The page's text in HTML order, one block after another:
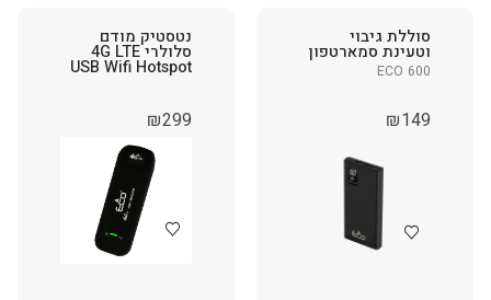
סוללת גיבוי
וטעינת סמארטפון
ECO 600
₪149
נטסטיק מודם
סלולרי 4G LTE
USB Wifi Hotspot
₪299